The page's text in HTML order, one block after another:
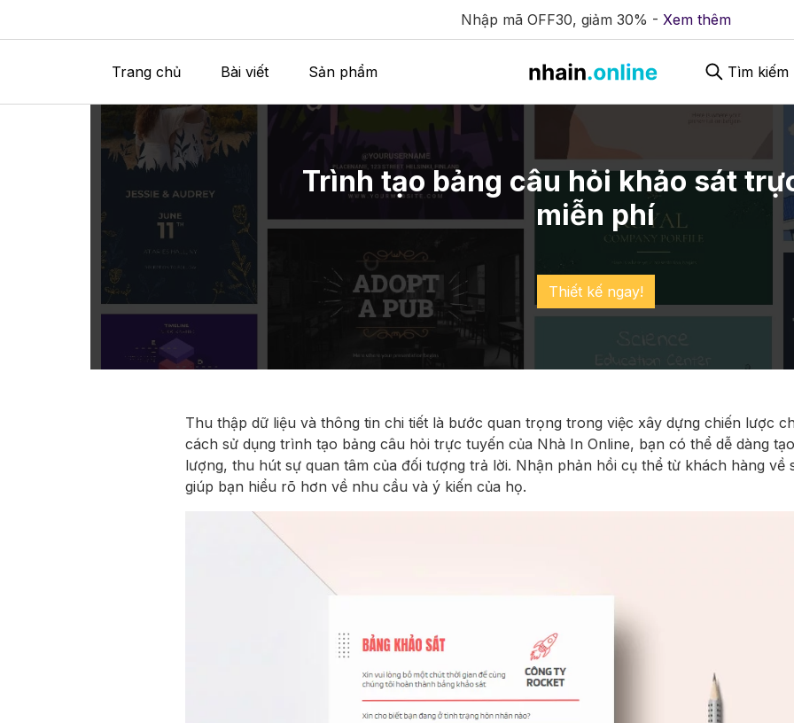
Nhập mã OFF30, giảm 30% - Xem thêm
Trang chủ Bài viết Sản phẩm Tìm kiếm
Trình tạo bảng câu hỏi khảo sát
miễn phí
Thiết kế ngay!
Thu thập dữ liệu và thông tin chi tiết là bước quan trọng trong việc xây dựng chiến lược
cách sử dụng trình tạo bảng câu hỏi trực tuyến của Nhà In Online, bạn có thể dễ dàng
lượng, thu hút sự quan tâm của đối tượng trả lời. Nhận phản hồi cụ thể từ khách hàng về
giúp bạn hiểu rõ hơn về nhu cầu và ý kiến của họ.